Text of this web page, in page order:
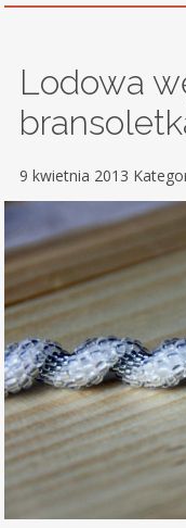
Lodowa
9 kwietnia 2013